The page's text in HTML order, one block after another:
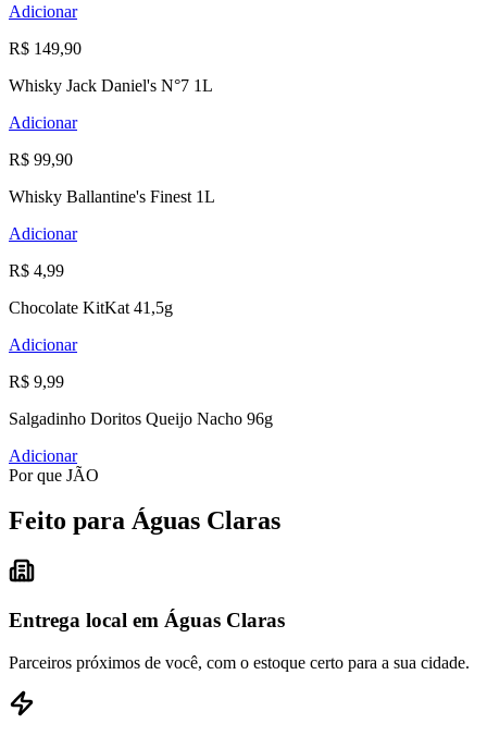
Adicionar
R$ 149,90
Whisky Jack Daniel's N°7 1L
Adicionar
R$ 99,90
Whisky Ballantine's Finest 1L
Adicionar
R$ 4,99
Chocolate KitKat 41,5g
Adicionar
R$ 9,99
Salgadinho Doritos Queijo Nacho 96g
Adicionar
Por que JÃO
Feito para Águas Claras
Entrega local em Águas Claras
Parceiros próximos de você, com o estoque certo para a sua cidade.